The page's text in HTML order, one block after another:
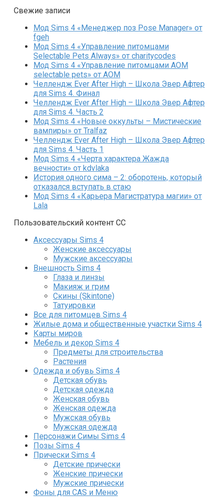
Свежие записи
Мод Sims 4 «Менеджер поз Pose Manager» от
fgeh
Мод Sims 4 «Управление питомцами
Selectable Pets Always» от charitycodes
Мод Sims 4 «Управление питомцами AOM
selectable pets» от AOM
Челлендж Ever After High – Школа Эвер Афтер
для Sims 4. Финал
Челлендж Ever After High – Школа Эвер Афтер
для Sims 4. Часть 2
Мод Sims 4 «Новые оккульты – Мистические
вампиры» от Tralfaz
Челлендж Ever After High – Школа Эвер Афтер
для Sims 4. Часть 1
Мод Sims 4 «Черта характера Жажда
вечности» от kdvlaka
История одного сима – 2: оборотень, который
отказался вступать в стаю
Мод Sims 4 «Карьера Магистратура магии» от
Lala
Пользовательский контент СС
Аксессуары Sims 4
Женские аксессуары
Мужские аксессуары
Внешность Sims 4
Глаза и линзы
Макияж и грим
Скины (Skintone)
Татуировки
Все для питомцев Sims 4
Жилые дома и общественные участки Sims 4
Карты миров
Мебель и декор Sims 4
Предметы для строительства
Растения
Одежда и обувь Sims 4
Детская обувь
Детская одежда
Женская обувь
Женская одежда
Мужская обувь
Мужская одежда
Персонажи Симы Sims 4
Позы Sims 4
Прически Sims 4
Детские прически
Женские прически
Мужские прически
Фоны для CAS и Меню